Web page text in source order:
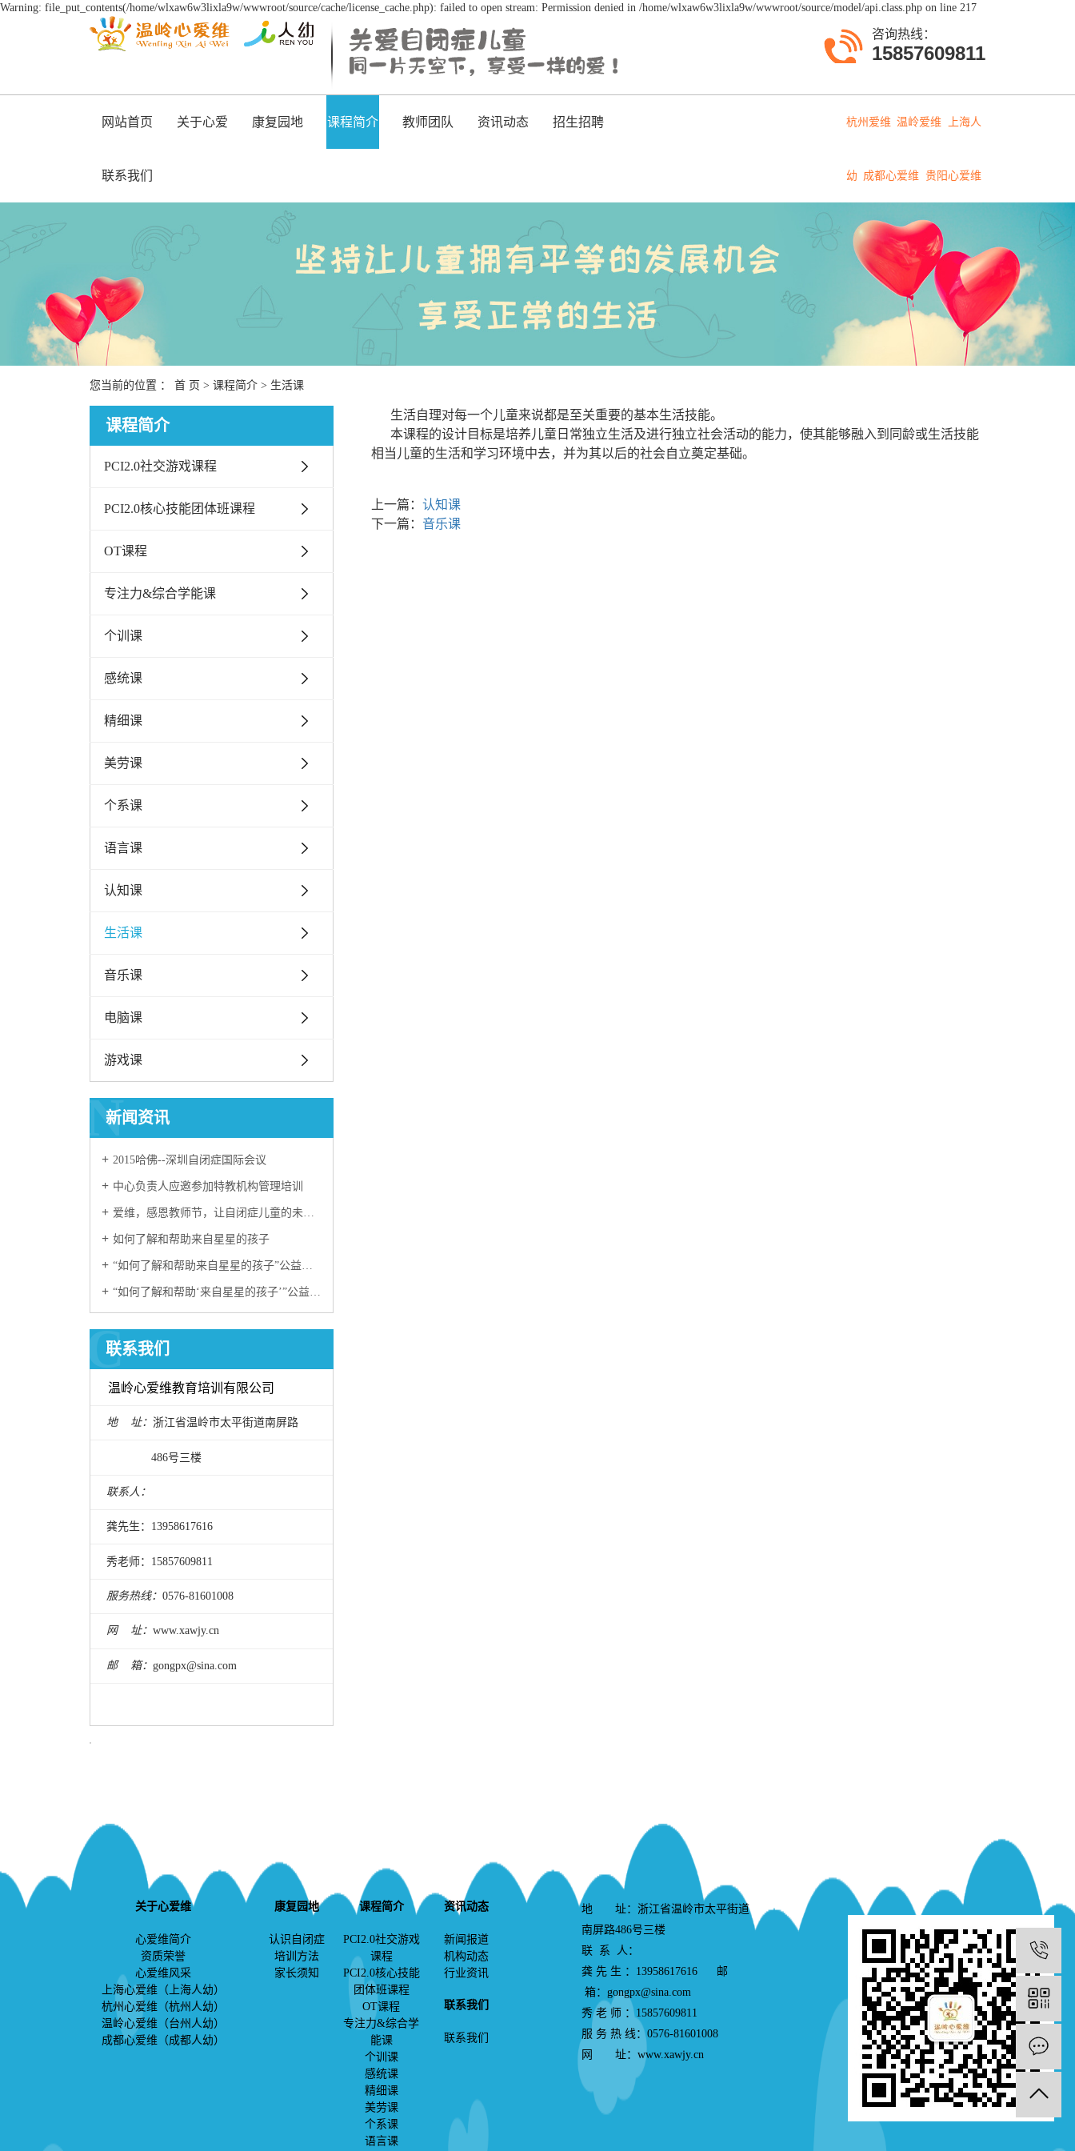
Warning: file_put_contents(/home/wlxaw6w3lixla9w/wwwroot/source/cache/license_cache.php): failed to open stream: Permission denied in /home/wlxaw6w3lixla9w/wwwroot/source/model/api.class.php on line 217
咨询热线：
15857609811
网站首页 关于心爱 康复园地 课程简介 教师团队 资讯动态 招生招聘
联系我们
杭州爱维 温岭爱维 上海人
幼 成都心爱维 贵阳心爱维
您当前的位置 ： 首 页 > 课程简介 > 生活课
课程简介
PCI2.0社交游戏课程
PCI2.0核心技能团体班课程
OT课程
专注力&综合学能课
个训课
感统课
精细课
美劳课
个系课
语言课
认知课
生活课
音乐课
电脑课
游戏课
新闻资讯
N
2015哈佛--深圳自闭症国际会议
中心负责人应邀参加特教机构管理培训
爱维，感恩教师节，让自闭症儿童的未来更美好！
如何了解和帮助来自星星的孩子
“如何了解和帮助来自星星的孩子”公益讲座通知
“如何了解和帮助‘来自星星的孩子’”公益讲座圆满举行
联系我们
C
温岭心爱维教育培训有限公司
地 址： 浙江省温岭市太平街道南屏路
486号三楼
联系人：
龚先生：13958617616
秀老师：15857609811
服务热线： 0576-81601008
网 址： www.xawjy.cn
邮 箱： gongpx@sina.com
生活自理对每一个儿童来说都是至关重要的基本生活技能。
本课程的设计目标是培养儿童日常独立生活及进行独立社会活动的能力，使其能够融入到同龄或生活技能
相当儿童的生活和学习环境中去，并为其以后的社会自立奠定基础。
上一篇： 认知课
下一篇： 音乐课
关于心爱维
心爱维简介
资质荣誉
心爱维风采
上海心爱维（上海人幼）
杭州心爱维（杭州人幼）
温岭心爱维（台州人幼）
成都心爱维（成都人幼）
康复园地
认识自闭症
培训方法
家长须知
课程简介
PCI2.0社交游戏
课程
PCI2.0核心技能
团体班课程
OT课程
专注力&综合学
能课
个训课
感统课
精细课
美劳课
个系课
语言课
资讯动态
新闻报道
机构动态
行业资讯
联系我们
联系我们
地 址：浙江省温岭市太平街道
南屏路486号三楼
联 系 人：
龚 先 生 ：13958617616 邮
箱：gongpx@sina.com
秀 老 师 ：15857609811
服 务 热 线：0576-81601008
网 址：www.xawjy.cn